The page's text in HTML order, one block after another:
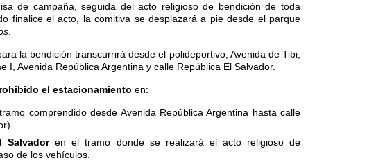
de campaña, seguida del acto religioso de bendición de toda
finalice el acto, la comitiva se desplazará a pie desde el parque
la bendición transcurrirá desde el polideportivo, Avenida de Tibi,
I, Avenida República Argentina y calle República El Salvador.
el estacionamiento en:
comprendido desde Avenida República Argentina hasta calle
Salvadoren el tramo donde se realizará el acto religioso de
de los vehículos.